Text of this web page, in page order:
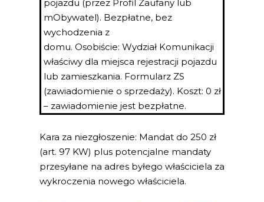
pojazdu (przez Profil Zaufany lub
mObywatel). Bezpłatne, bez
wychodzenia z
domu. Osobiście: Wydział Komunikacji
właściwy dla miejsca rejestracji pojazdu
lub zamieszkania. Formularz ZS
(zawiadomienie o sprzedaży). Koszt: 0 zł
– zawiadomienie jest bezpłatne.
Kara za niezgłoszenie: Mandat do 250 zł
(art. 97 KW) plus potencjalne mandaty
przesyłane na adres byłego właściciela za
wykroczenia nowego właściciela.